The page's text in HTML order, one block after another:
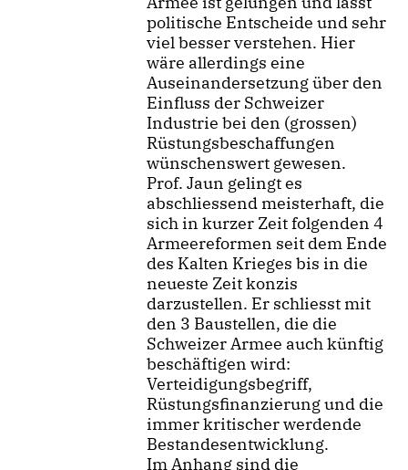
politische Entscheide und sehr
viel besser verstehen. Hier
wäre allerdings eine
Auseinandersetzung über den
Einfluss der Schweizer
Industrie bei den (grossen)
Rüstungsbeschaffungen
wünschenswert gewesen.
Prof. Jaun gelingt es
abschliessend meisterhaft, die
sich in kurzer Zeit folgenden 4
Armeereformen seit dem Ende
des Kalten Krieges bis in die
neueste Zeit konzis
darzustellen. Er schliesst mit
den 3 Baustellen, die die
Schweizer Armee auch künftig
beschäftigen wird:
Verteidigungsbegriff,
Rüstungsfinanzierung und die
immer kritischer werdende
Bestandesentwicklung.
Im Anhang sind die